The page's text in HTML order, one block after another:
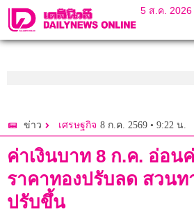
5 ส.ค. 2026
ข่าว เศรษฐกิจ 8 ก.ค. 2569 • 9:22 น.
ค่าเงินบาท 8 ก.ค. อ่อน
ราคาทองปรับลด สวน
ปรับขึ้น